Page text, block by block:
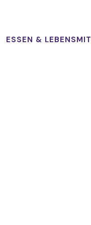
ESSEN &